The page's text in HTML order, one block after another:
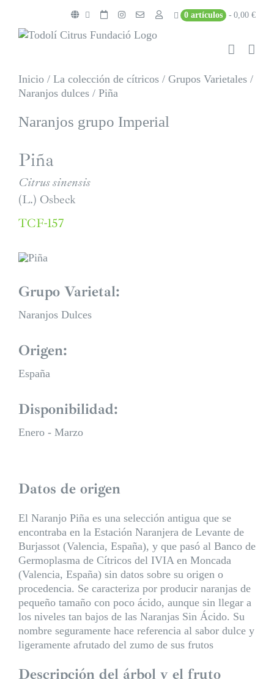
contenido
0 artículos 0,00 €
Inicio / La colección de cítricos / Grupos Varietales /
Naranjos dulces / Piña
Naranjos grupo Imperial
Piña
Citrus sinensis
(L.) Osbeck
TCF-157
Grupo Varietal:
Naranjos Dulces
Origen:
España
Disponibilidad:
Enero - Marzo
Datos de origen
El Naranjo Piña es una selección antigua que se
encontraba en la Estación Naranjera de Levante de
Burjassot (Valencia, España), y que pasó al Banco de
Germoplasma de Cítricos del IVIA en Moncada
(Valencia, España) sin datos sobre su origen o
procedencia. Se caracteriza por producir naranjas de
pequeño tamaño con poco ácido, aunque sin llegar a
los niveles tan bajos de las Naranjas Sin Ácido. Su
nombre seguramente hace referencia al sabor dulce y
ligeramente afrutado del zumo de sus frutos
Descripción del árbol y el fruto